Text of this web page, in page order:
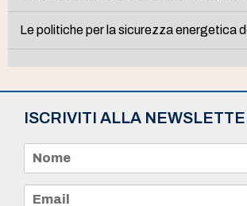
Le politiche per la sicurezza energetica
ISCRIVITI ALLA
m
e